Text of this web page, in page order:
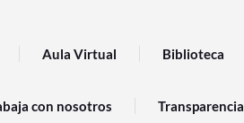
Aula Virtual Biblioteca
con nosotros Transparencia